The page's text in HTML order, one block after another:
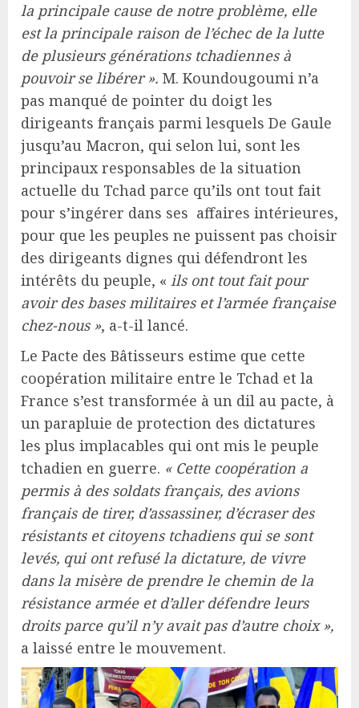
la principale cause de notre problème, elle
est la principale raison de l’échec de la lutte
de plusieurs générations tchadiennes à
pouvoir se libérer ». M. Koundougoumi n’a
pas manqué de pointer du doigt les
dirigeants français parmi lesquels De Gaule
jusqu’au Macron, qui selon lui, sont les
principaux responsables de la situation
actuelle du Tchad parce qu’ils ont tout fait
pour s’ingérer dans ses affaires intérieures,
pour que les peuples ne puissent pas choisir
des dirigeants dignes qui défendront les
intérêts du peuple, « ils ont tout fait pour
avoir des bases militaires et l’armée française
chez-nous », a-t-il lancé.
Le Pacte des Bâtisseurs estime que cette
coopération militaire entre le Tchad et la
France s’est transformée à un dil au pacte, à
un parapluie de protection des dictatures
les plus implacables qui ont mis le peuple
tchadien en guerre. « Cette coopération a
permis à des soldats français, des avions
français de tirer, d’assassiner, d’écraser des
résistants et citoyens tchadiens qui se sont
levés, qui ont refusé la dictature, de vivre
dans la misère de prendre le chemin de la
résistance armée et d’aller défendre leurs
droits parce qu’il n’y avait pas d’autre choix »,
a laissé entre le mouvement.